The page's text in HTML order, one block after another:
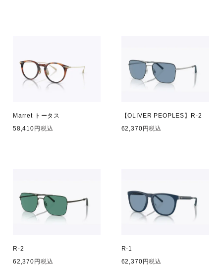
Marret トータス
58,410
税込
【OLIVER PEOPLES】R-2
62,370
税込
R-2
62,370
税込
R-1
62,370
税込